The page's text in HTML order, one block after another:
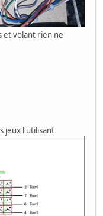
et volant rien ne
jeux l'utilisant